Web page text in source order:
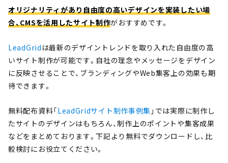
オリジナリティがあり自由度の高いデザインを実装したい場
合、CMSを活用したサイト制作がおすすめです。
LeadGrid は最新のデザイントレンドを取り入れた自由度の高
いサイト制作が可能です。自社の理念やメッセージをデザイン
に反映させることで、ブランディングやWeb集客上の効果も期
待できます。
無料配布資料「LeadGridサイト制作事例集 」では実際に制作し
たサイトのデザインはもちろん、制作上のポイントや集客成果
などをまとめております。下記より無料でダウンロードし、比
較検討にお役立てください。